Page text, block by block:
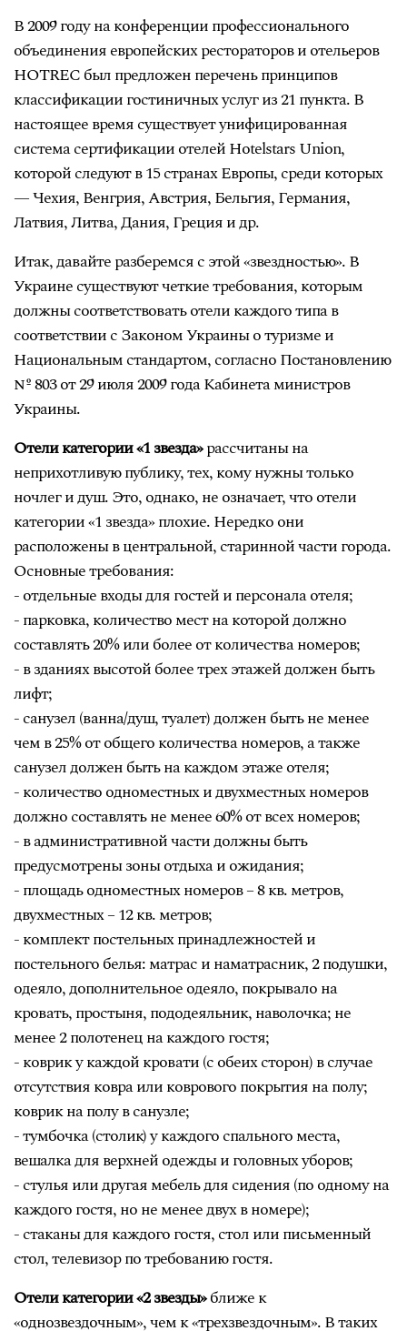
В 2009 году на конференции профессионального
объединения европейских рестораторов и отельеров
HOTREC был предложен перечень принципов
классификации гостиничных услуг из 21 пункта. В
настоящее время существует унифицированная
система сертификации отелей Hotelstars Union,
которой следуют в 15 странах Европы, среди которых
— Чехия, Венгрия, Австрия, Бельгия, Германия,
Латвия, Литва, Дания, Греция и др.
Итак, давайте разберемся с этой «звездностью». В
Украине существуют четкие требования, которым
должны соответствовать отели каждого типа в
соответствии с Законом Украины о туризме и
Национальным стандартом, согласно Постановлению
№ 803 от 29 июля 2009 года Кабинета министров
Украины.
Отели категории «1 звезда»рассчитаны на
неприхотливую публику, тех, кому нужны только
ночлег и душ. Это, однако, не означает, что отели
категории «1 звезда» плохие. Нередко они
расположены в центральной, старинной части города.
Основные требования:
- отдельные входы для гостей и персонала отеля;
- парковка, количество мест на которой должно
составлять 20% или более от количества номеров;
- в зданиях высотой более трех этажей должен быть
лифт;
- санузел (ванна/душ, туалет) должен быть не менее
чем в 25% от общего количества номеров, а также
санузел должен быть на каждом этаже отеля;
- количество одноместных и двухместных номеров
должно составлять не менее 60% от всех номеров;
- в административной части должны быть
предусмотрены зоны отдыха и ожидания;
- площадь одноместных номеров – 8 кв. метров,
двухместных – 12 кв. метров;
- комплект постельных принадлежностей и
постельного белья: матрас и наматрасник, 2 подушки,
одеяло, дополнительное одеяло, покрывало на
кровать, простыня, пододеяльник, наволочка; не
менее 2 полотенец на каждого гостя;
- коврик у каждой кровати (с обеих сторон) в случае
отсутствия ковра или коврового покрытия на полу;
коврик на полу в санузле;
- тумбочка (столик) у каждого спального места,
вешалка для верхней одежды и головных уборов;
- стулья или другая мебель для сидения (по одному на
каждого гостя, но не менее двух в номере);
- стаканы для каждого гостя, стол или письменный
стол, телевизор по требованию гостя.
Отели категории «2 звезды»ближе к
«однозвездочным», чем к «трехзвездочным». В таких